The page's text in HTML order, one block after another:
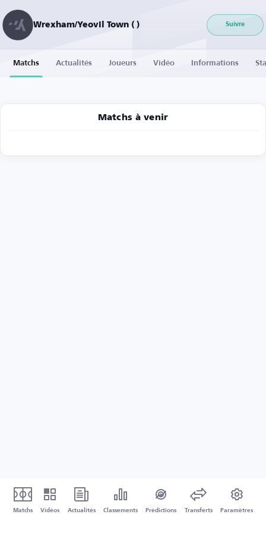
Wrexham/Yeovil Town ( ) Suivre
Matchs Actualités Joueurs Vidéo Informations
Matchs à venir
Matchs Vidéos Actualités Classements Prédictions Transferts Paramètres